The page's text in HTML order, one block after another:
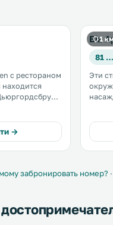
с рестораном
в
с
.
→
1
Biz
81
Эти
в 2,2
забронировать номер? ·